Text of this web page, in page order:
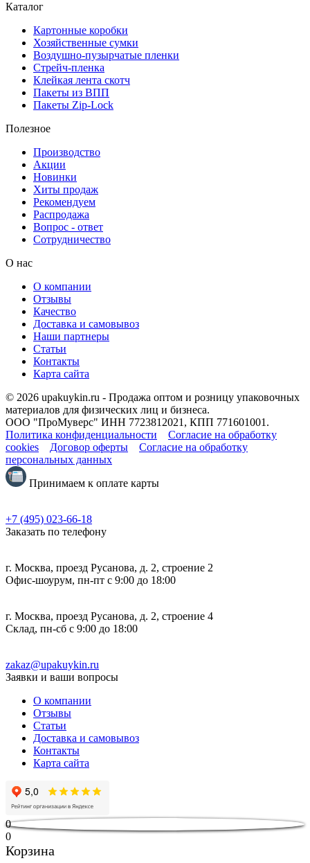
Каталог
Картонные коробки
Хозяйственные сумки
Воздушно-пузырчатые пленки
Стрейч-пленка
Клейкая лента скотч
Пакеты из ВПП
Пакеты Zip-Lock
Полезное
Производство
Акции
Новинки
Хиты продаж
Рекомендуем
Распродажа
Вопрос - ответ
Сотрудничество
О нас
О компании
Отзывы
Качество
Доставка и самовывоз
Наши партнеры
Статьи
Контакты
Карта сайта
© 2026 upakuykin.ru - Продажа оптом и розницу упаковочных
материалов для физических лиц и бизнеса.
ООО "ПроМуверс" ИНН 7723812021, КПП 771601001.
Политика конфиденциальности
Согласие на обработку
cookies
Договор оферты
Согласие на обработку
персональных данных
Принимаем к оплате карты
+7 (495) 023-66-18
Заказать по телефону
г. Москва, проезд Русанова, д. 2, строение 2
Офис-шоурум, пн-пт с 9:00 до 18:00
г. Москва, проезд Русанова, д. 2, строение 4
Склад, пн-сб с 9:00 до 18:00
zakaz@upakuykin.ru
Заявки и ваши вопросы
О компании
Отзывы
Статьи
Доставка и самовывоз
Контакты
Карта сайта
0
0
Корзина